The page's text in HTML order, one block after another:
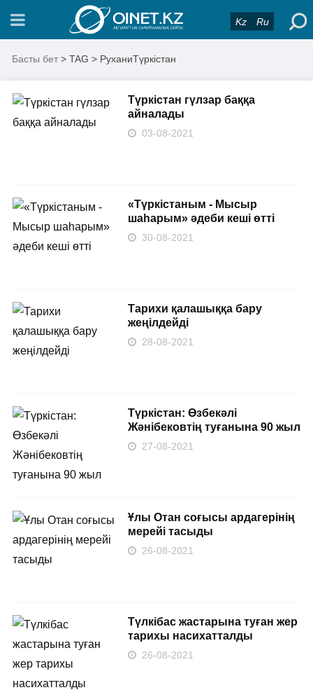
Kz Ru
Басты бет > TAG > РуханиТүркістан
Түркістан гүлзар баққа
айналады
03-08-2021
«Түркістаным - Мысыр
шаһарым» әдеби кеші өтті
30-08-2021
Тарихи қалашыққа бару
жеңілдейді
28-08-2021
Түркістан: Өзбекәлі
Жәнібековтің туғанына 90 жыл
27-08-2021
Ұлы Отан соғысы ардагерінің
мерейі тасыды
26-08-2021
Түлкібас жастарына туған жер
тарихы насихатталды
26-08-2021